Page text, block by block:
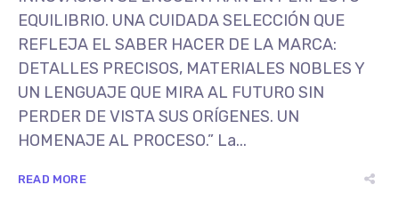
EQUILIBRIO. UNA CUIDADA SELECCIÓN QUE
REFLEJA EL SABER HACER DE LA MARCA:
DETALLES PRECISOS, MATERIALES NOBLES Y
UN LENGUAJE QUE MIRA AL FUTURO SIN
PERDER DE VISTA SUS ORÍGENES. UN
HOMENAJE AL PROCESO.” La...
READ MORE